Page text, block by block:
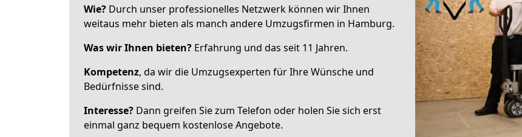
Wie? Durch unser professionelles Netzwerk können wir Ihnen
weitaus mehr bieten als manch andere Umzugsfirmen in Hamburg.
Was wir Ihnen bieten? Erfahrung und das seit 11 Jahren.
Kompetenz, da wir die Umzugsexperten für Ihre Wünsche und
Bedürfnisse sind.
Interesse? Dann greifen Sie zum Telefon oder holen Sie sich erst
einmal ganz bequem kostenlose Angebote.